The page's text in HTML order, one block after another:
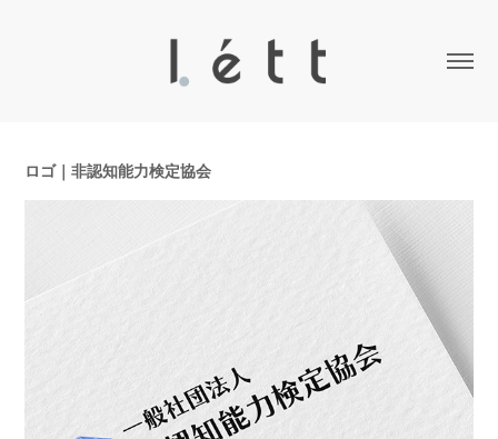
ロゴ｜非認知能力検定協会